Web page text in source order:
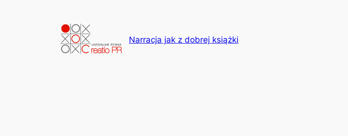
Narracja jak z dobrej książki